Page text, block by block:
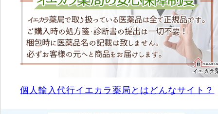
個人輸入代行イエカラ薬局とはどんなサイト？